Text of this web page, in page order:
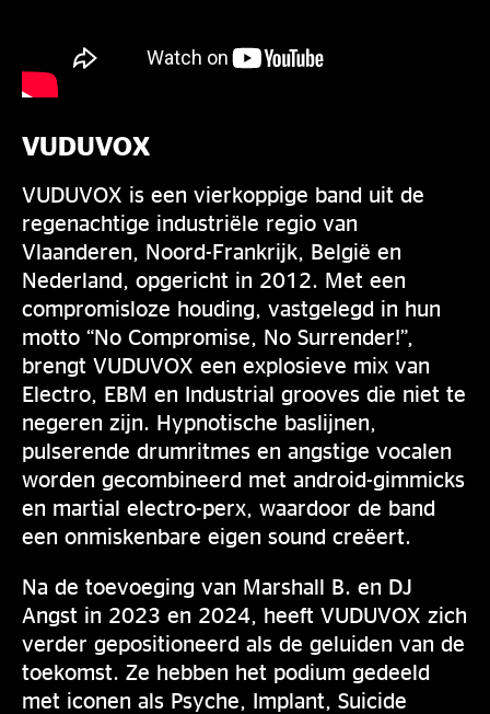
VUDUVOX
VUDUVOX is een vierkoppige band uit de
regenachtige industriële regio van
Vlaanderen, Noord-Frankrijk, België en
Nederland, opgericht in 2012. Met een
compromisloze houding, vastgelegd in hun
motto “No Compromise, No Surrender!”,
brengt VUDUVOX een explosieve mix van
Electro, EBM en Industrial grooves die niet te
negeren zijn. Hypnotische baslijnen,
pulserende drumritmes en angstige vocalen
worden gecombineerd met android-gimmicks
en martial electro-perx, waardoor de band
een onmiskenbare eigen sound creëert.
Na de toevoeging van Marshall B. en DJ
Angst in 2023 en 2024, heeft VUDUVOX zich
verder gepositioneerd als de geluiden van de
toekomst. Ze hebben het podium gedeeld
met iconen als Psyche, Implant, Suicide